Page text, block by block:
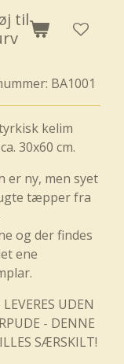
til
BA1001
kelim
30x60 cm.
er ny, men syet
tæpper fra
og der findes
ene
UDEN
- DENNE
SÆRSKILT!